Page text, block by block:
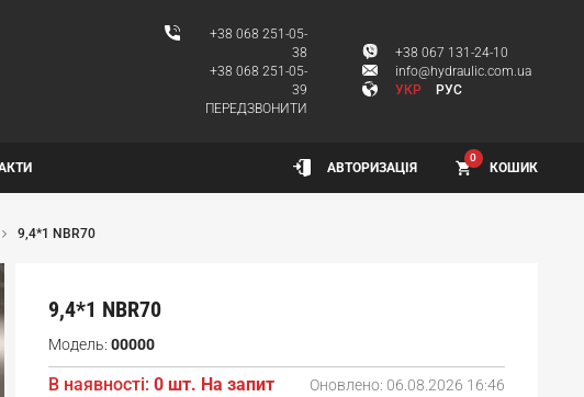
+38 068 251-05-
38
+38 068 251-05-
39
ПЕРЕДЗВОНИТИ
+38 067 131-24-10
info@hydraulic.com.ua
УКР
РУС
АВТОРИЗАЦІЯ КОШИК
0
9,4*1 NBR70
9,4*1 NBR70
Модель: 00000
В наявності: 0 шт. На запит Оновлено: 06.08.2026 16:46